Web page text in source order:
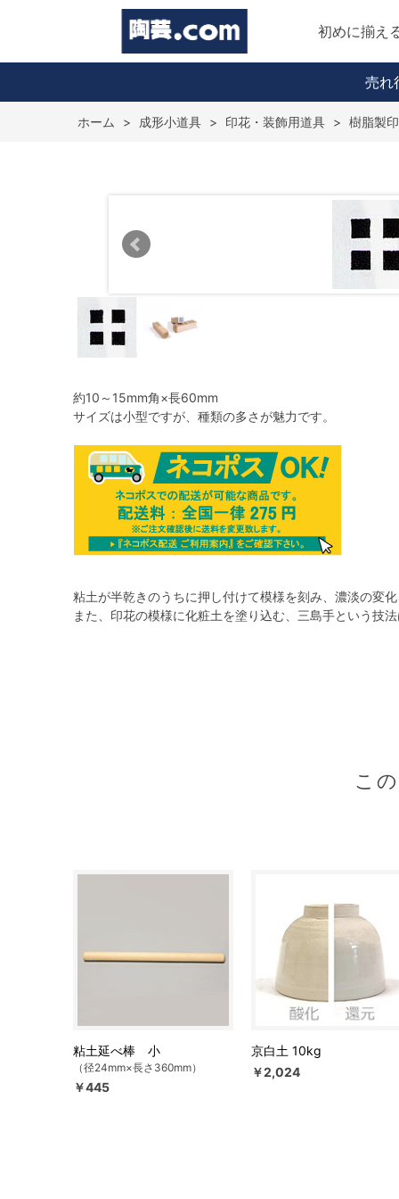
初めに揃え
売れ
ホーム > 成形小道具 > 印花・装飾用道具 > 樹脂製
約10～15mm角×長60mm
サイズは小型ですが、種類の多さが魅力です。
粘土が半乾きのうちに押し付けて模様を刻み、濃淡の変
また、印花の模様に化粧土を塗り込む、三島手という技
こ
粘土延べ棒 小
（径24mm×長さ360mm）
￥445
京白土 10kg
￥2,024